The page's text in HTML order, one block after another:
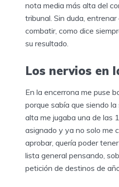
nota media más alta del
tribunal. Sin duda,
combatir, como dice
su resultado.
Los nervios en
En la encerrona me puse
porque sabía que siendo
alta me jugaba una de las
asignado y ya no solo me
aprobar, quería poder
lista general pensando,
petición de destinos de